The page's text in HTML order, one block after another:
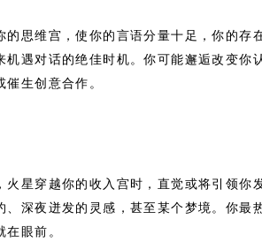
思维宫，使你的言语分量十足，你的存
遇对话的绝佳时机。你可能邂逅改变你
生创意合作。
星穿越你的收入宫时，直觉或将引领你
深夜迸发的灵感，甚至某个梦境。你最
眼前。